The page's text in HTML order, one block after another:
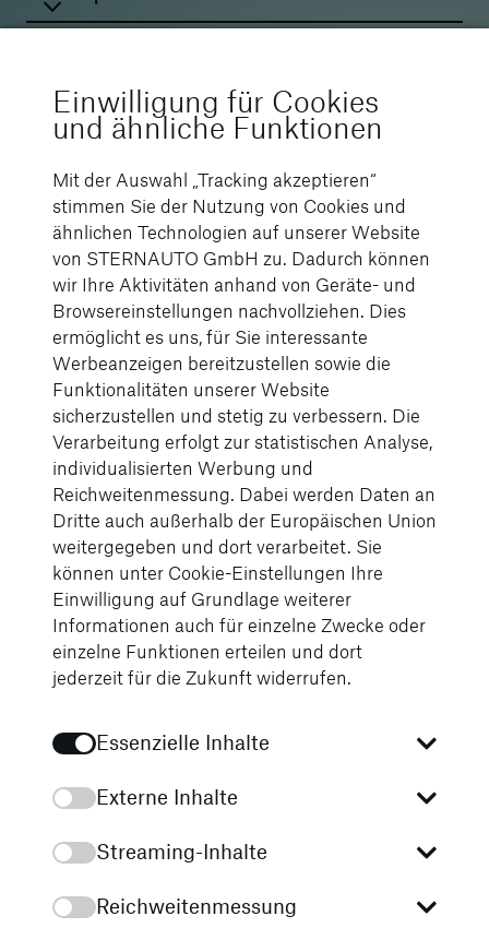
Bus
Zusatzleistungen am Standort
24h Service
Hol- und Bring-
Service
Karriere am Standort in
Mit uns in
erfolgreiche
Zukunft
Einwilligung für Cookies
und ähnliche Funktionen
Mit der Auswahl „Tracking akzeptieren“
stimmen Sie der Nutzung von Cookies und
ähnlichen Technologien auf unserer Website
von STERNAUTO GmbH zu. Dadurch können
wir Ihre Aktivitäten anhand von Geräte- und
Browsereinstellungen nachvollziehen. Dies
ermöglicht es uns, für Sie interessante
Werbeanzeigen bereitzustellen sowie die
Funktionalitäten unserer Website
sicherzustellen und stetig zu verbessern. Die
Verarbeitung erfolgt zur statistischen Analyse,
individualisierten Werbung und
Reichweitenmessung. Dabei werden Daten an
Dritte auch außerhalb der Europäischen Union
weitergegeben und dort verarbeitet. Sie
können unter Cookie-Einstellungen Ihre
Einwilligung auf Grundlage weiterer
Informationen auch für einzelne Zwecke oder
einzelne Funktionen erteilen und dort
jederzeit für die Zukunft widerrufen.
Essenzielle Inhalte
Externe Inhalte
Streaming-Inhalte
Reichweitenmessung